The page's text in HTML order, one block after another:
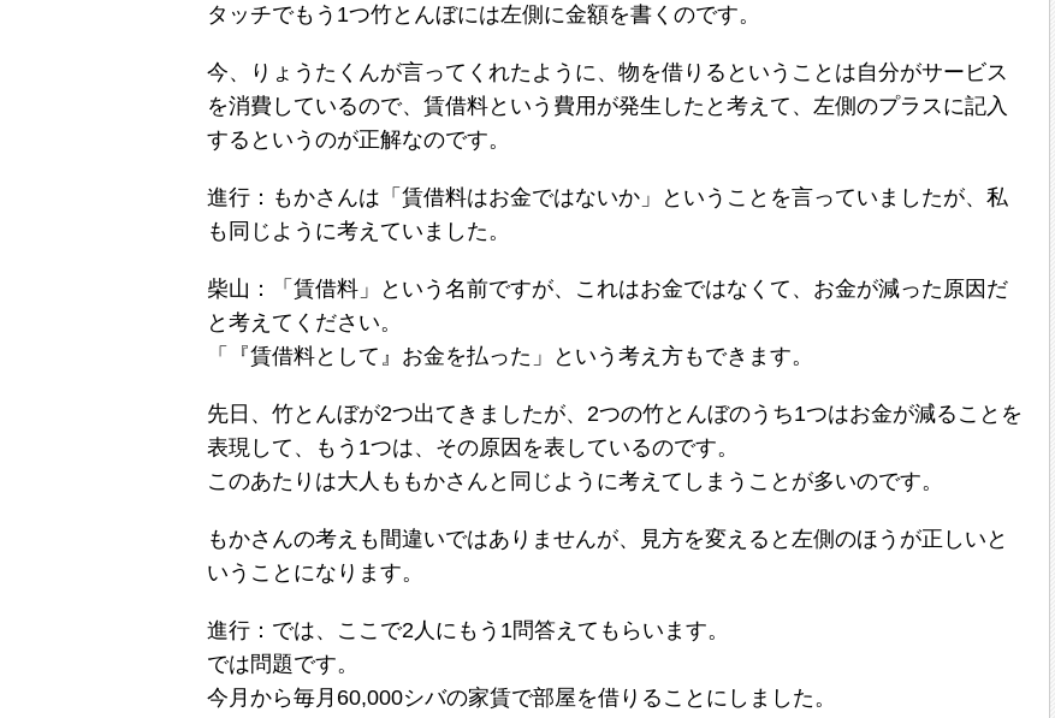
タッチでもう1つ竹とんぼには左側に金額を書くのです。
今、りょうたくんが言ってくれたように、物を借りるということは自分がサービス
を消費しているので、賃借料という費用が発生したと考えて、左側のプラスに記入
するというのが正解なのです。
進行：もかさんは「賃借料はお金ではないか」ということを言っていましたが、私
も同じように考えていました。
柴山：「賃借料」という名前ですが、これはお金ではなくて、お金が減った原因だ
と考えてください。
「『賃借料として』お金を払った」という考え方もできます。
先日、竹とんぼが2つ出てきましたが、2つの竹とんぼのうち1つはお金が減ることを
表現して、もう1つは、その原因を表しているのです。
このあたりは大人ももかさんと同じように考えてしまうことが多いのです。
もかさんの考えも間違いではありませんが、見方を変えると左側のほうが正しいと
いうことになります。
進行：では、ここで2人にもう1問答えてもらいます。
では問題です。
今月から毎月60,000シバの家賃で部屋を借りることにしました。